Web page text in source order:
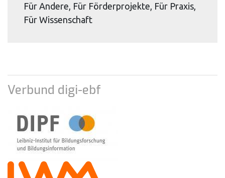
Für Andere, Für Förderprojekte, Für Praxis,
Für Wissenschaft
Verbund digi-ebf